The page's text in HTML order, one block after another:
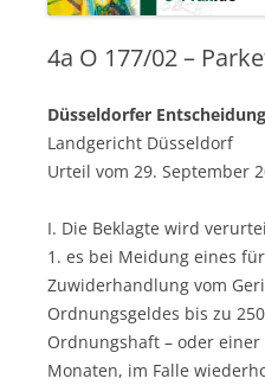
4a O 177/02 –
Düsseldorfer
Landgericht Düsseldorf
Urteil vom 29. September
I. Die Beklagte wird
1. es bei Meidung eines
Zuwiderhandlung vom
Ordnungsgeldes bis zu
Ordnungshaft – oder
Monaten, im Falle